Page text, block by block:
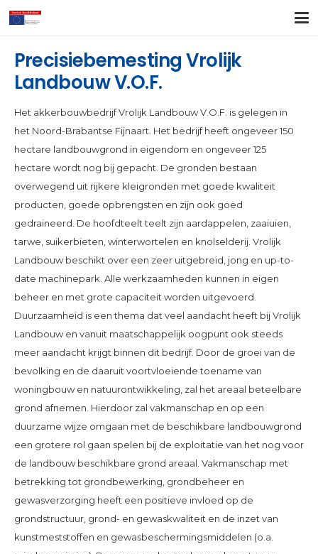
Precisiebemesting Vrolijk
Landbouw V.O.F.
Het akkerbouwbedrijf Vrolijk Landbouw V.O.F. is gelegen in
het Noord-Brabantse Fijnaart. Het bedrijf heeft ongeveer 150
hectare landbouwgrond in eigendom en ongeveer 125
hectare wordt nog bij gepacht. De gronden bestaan
overwegend uit rijkere kleigronden met goede kwaliteit
producten, goede opbrengsten en zijn ook goed
gedraineerd. De hoofdteelt teelt zijn aardappelen, zaaiuien,
tarwe, suikerbieten, winterwortelen en knolselderij. Vrolijk
Landbouw beschikt over een zeer uitgebreid, jong en up-to-
date machinepark. Alle werkzaamheden kunnen in eigen
beheer en met grote capaciteit worden uitgevoerd.
Duurzaamheid is een thema dat veel aandacht heeft bij Vrolijk
Landbouw en vanuit maatschappelijk oogpunt ook steeds
meer aandacht krijgt binnen dit bedrijf. Door de groei van de
bevolking en de daaruit voortvloeiende toename van
woningbouw en natuurontwikkeling, zal het areaal beteelbare
grond afnemen. Hierdoor zal vakmanschap en op een
duurzame wijze omgaan met de beschikbare landbouwgrond
een grotere rol gaan spelen bij de exploitatie van het nog voor
de landbouw beschikbare grond areaal. Vakmanschap met
betrekking tot grondbewerking, grondbeheer en
gewasverzorging heeft een positieve invloed op de
grondstructuur, grond- en gewaskwaliteit en de inzet van
kunstmeststoffen en gewasbeschermingsmiddelen (o.a.